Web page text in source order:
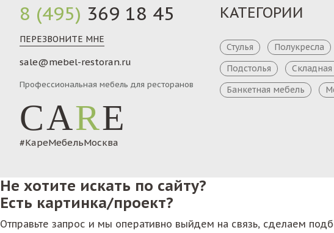
8 (495) 369 18 45
ПЕРЕЗВОНИТЕ МНЕ
sale@mebel-restoran.ru
Профессиональная мебель для ресторанов
CARE
#КареМебельМосква
КАТЕГОРИИ
Стулья Полукресла
Подстолья
Банкетная мебель
Не хотите искать по сайту?
Есть картинка/проект?
Отправьте запрос и мы оперативно выйдем на связь, сделаем